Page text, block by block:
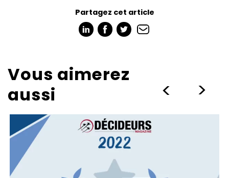
Partagez cet article
Vous aimerez
aussi
> >